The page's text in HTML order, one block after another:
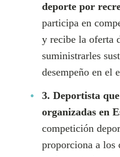
deporte por
participa en
y recibe la oferta
suministrarles
desempeño en el
3. Deportista
organizadas en
competición
proporciona a los